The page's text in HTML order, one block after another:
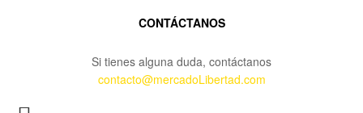
CONTÁCTANOS
Si tienes alguna duda, contáctanos
contacto@mercadoLibertad.com